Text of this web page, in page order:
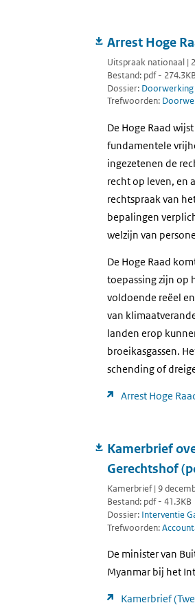
Arrest Hoge
Uitspraak nationaal |
Bestand: pdf -
Dossier:
Trefwoorden:
De Hoge Raad
fundamentele
ingezetenen de
recht op leven, en
rechtspraak van
bepalingen
welzijn van
De Hoge Raad
toepassing zijn op
voldoende reëel
van
landen erop
broeikasgassen.
schending of
Arrest Hoge
Kamerbrief
Gerechtshof
Kamerbrief | 9
Bestand: pdf - 41.3KB
Dossier: Interventie
Trefwoorden:
De minister van
Myanmar bij het
Kamerbrief